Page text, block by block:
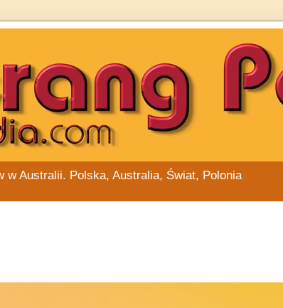
w Australii. Polska, Australia, Świat, Polonia